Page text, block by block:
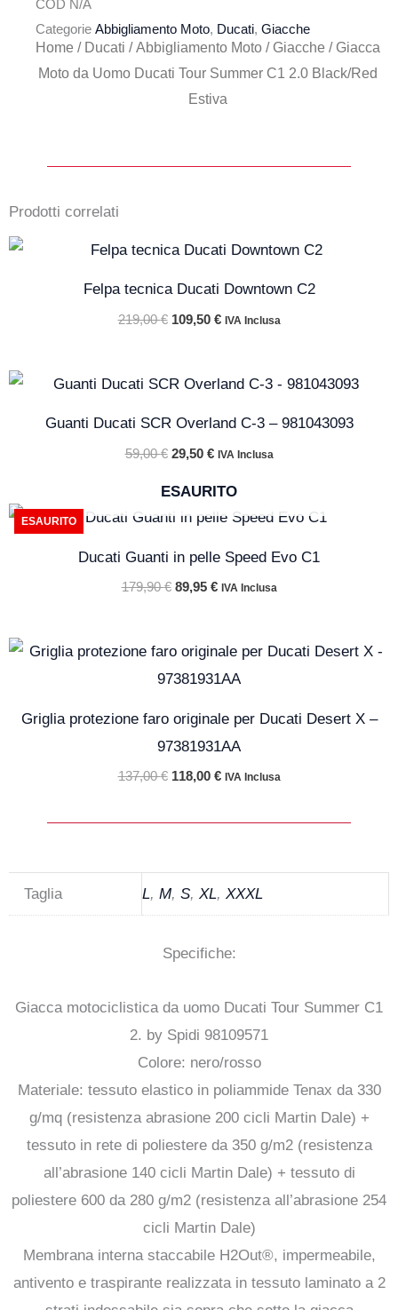
COD N/A
Categorie Abbigliamento Moto, Ducati, Giacche
Home / Ducati /Abbigliamento Moto / Giacche / Giacca
Moto da Uomo Ducati Tour Summer C1 2.0 Black/Red
Estiva
Prodotti correlati
Felpa tecnica Ducati Downtown C2
219,00€
Il
era:
219,00 €.
109,50 €
Il
è:
109,50 €.
IVA Inclusa
Guanti Ducati SCR Overland C-3 – 981043093
59,00€
Il
era:
59,00 €.
29,50 €
Il
è:
29,50 €.
IVA Inclusa
ESAURITO
ESAURITO
Ducati Guanti in pelle Speed Evo C1
179,90€
Il
prezzo
era:
179,90 €.
89,95 €
Il
prezzo
è:
89,95 €.
IVA Inclusa
Griglia protezione faro originale per Ducati Desert X –
97381931AA
137,00€
Il
prezzo
originale
137,00 €.
118,00 €
Il
prezzo
attuale
118,00 €.
IVA Inclusa
Taglia L, M, S, XL, XXXL
Specifiche:
Giacca motociclistica da uomo Ducati Tour Summer C1
2. by Spidi 98109571
Colore: nero/rosso
Materiale: tessuto elastico in poliammide Tenax da 330
g/mq (resistenza abrasione 200 cicli Martin Dale) +
tessuto in rete di poliestere da 350 g/m2 (resistenza
all’abrasione 140 cicli Martin Dale) + tessuto di
poliestere 600 da 280 g/m2 (resistenza all’abrasione 254
cicli Martin Dale)
Membrana interna staccabile H2Out®, impermeabile,
antivento e traspirante realizzata in tessuto laminato a 2